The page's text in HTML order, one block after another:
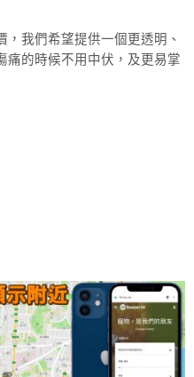
我們希望提供一個更透明、
痛的時候不用中伏，及更易掌